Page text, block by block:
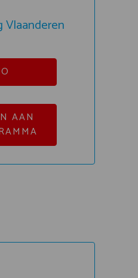
Vlaanderen
AAN